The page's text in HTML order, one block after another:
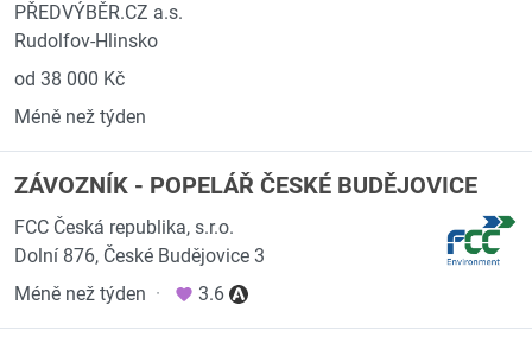
PŘEDVÝBĚR.CZ a.s.
Rudolfov-Hlinsko
od 38 000 Kč
Méně než týden
ZÁVOZNÍK - POPELÁŘ ČESKÉ BUDĚJOVICE
FCC Česká republika, s.r.o.
Dolní 876, České Budějovice 3
Méně než týden · 3.6